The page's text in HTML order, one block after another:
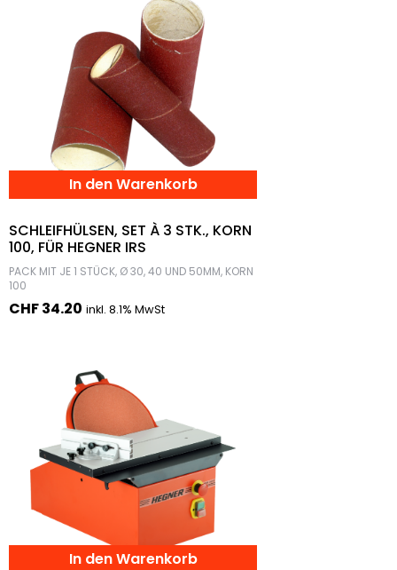
In den Warenkorb
SCHLEIFHÜLSEN, SET À 3 STK., KORN
100, FÜR HEGNER IRS
PACK MIT JE 1 STÜCK, Ø 30, 40 UND 50MM, KORN
100
CHF34.20 inkl. 8.1% MwSt
In den Warenkorb